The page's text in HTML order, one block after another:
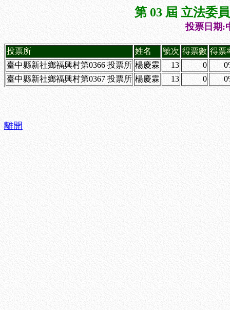
第 03 屆 立法委
投票日期:
投票所 姓名 號次 得票數 得票
臺中縣新社鄉福興村第0366 投票所 楊慶霖 13 0
臺中縣新社鄉福興村第0367 投票所 楊慶霖 13 0
離開